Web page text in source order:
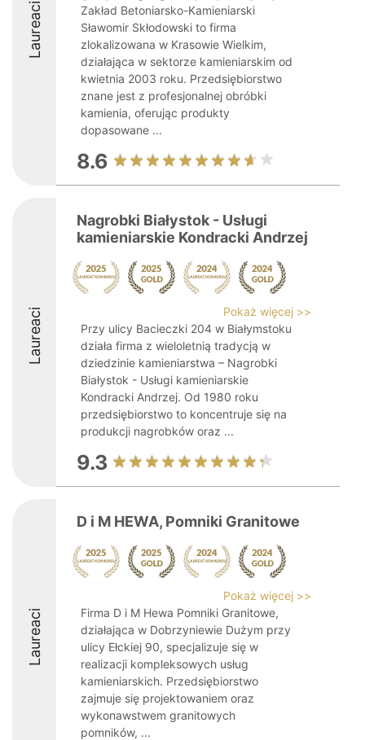
Laureaci
Zakład Betoniarsko-Kamieniarski
Sławomir Skłodowski to firma
zlokalizowana w Krasowie Wielkim,
działająca w sektorze kamieniarskim od
kwietnia 2003 roku. Przedsiębiorstwo
znane jest z profesjonalnej obróbki
kamienia, oferując produkty
dopasowane ...
8.6
Laureaci
Nagrobki Białystok - Usługi
kamieniarskie Kondracki Andrzej
Pokaż więcej >>
Przy ulicy Bacieczki 204 w Białymstoku
działa firma z wieloletnią tradycją w
dziedzinie kamieniarstwa – Nagrobki
Białystok - Usługi kamieniarskie
Kondracki Andrzej. Od 1980 roku
przedsiębiorstwo to koncentruje się na
produkcji nagrobków oraz ...
9.3
Laureaci
D i M HEWA, Pomniki Granitowe
Pokaż więcej >>
Firma D i M Hewa Pomniki Granitowe,
działająca w Dobrzyniewie Dużym przy
ulicy Ełckiej 90, specjalizuje się w
realizacji kompleksowych usług
kamieniarskich. Przedsiębiorstwo
zajmuje się projektowaniem oraz
wykonawstwem granitowych
pomników, ...